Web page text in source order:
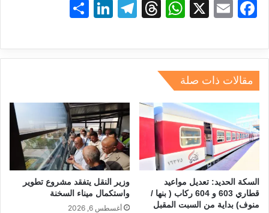
F
c
e
b
o
o
k
E
ai
l
X
W
at
s
A
p
p
T
e
a
s
T
e
gr
m
Li
k
e
n
ar
e
مقالات ذات صلة
السكة الحديد: تعديل مواعيد
قطاري 603 و 604 ركاب ( بنها /
منوف) بداية من السبت المقبل
وزير النقل يتفقد مشروع تطوير
واستكمال ميناء السخنة
أغسطس 6, 2026